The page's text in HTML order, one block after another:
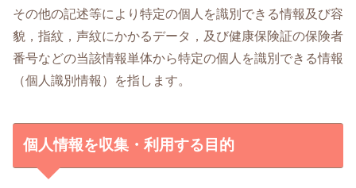
その他の記述等により特定の個人を識別できる情報及び容
貌，指紋，声紋にかかるデータ，及び健康保険証の保険者
番号などの当該情報単体から特定の個人を識別できる情報
（個人識別情報）を指します。
個人情報を収集・利用する目的